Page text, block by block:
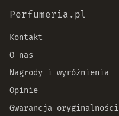
Perfumeria.pl
Kontakt
O nas
Nagrody i wyróżnienia
Opinie
Gwarancja oryginalności